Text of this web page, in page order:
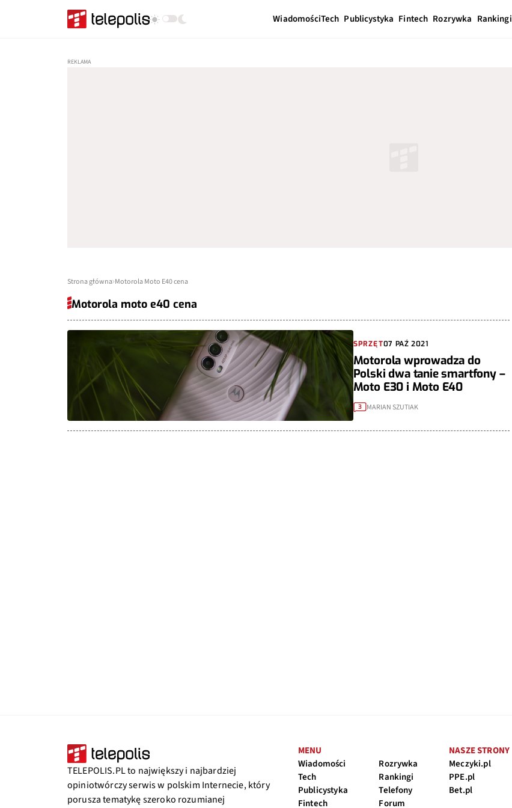
WiadomościTech Publicystyka Fintech Rozrywka Rankingi
Strona główna Motorola Moto E40 cena
Motorola moto e40 cena
SPRZĘT07 PAŹ 2021
Motorola wprowadza do
Polski dwa tanie smartfony –
Moto E30 i Moto E40
3 MARIAN SZUTIAK
TELEPOLIS.PL to największy i najbardziej
opiniotwórczy serwis w polskim Internecie, który
porusza tematykę szeroko rozumianej
MENU
Wiadomości
Tech
Publicystyka
Fintech
Rozrywka
Rankingi
Telefony
Forum
NASZE STRONY
Meczyki.pl
PPE.pl
Bet.pl